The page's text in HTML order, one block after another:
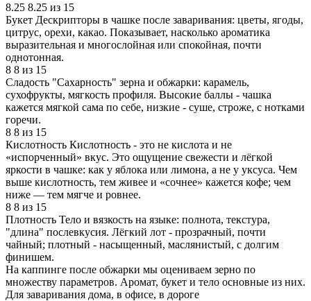
8.25 8.25 из 15
Букет Дескрипторы в чашке после заваривания: цветы, ягоды,
цитрус, орехи, какао. Показывает, насколько ароматика
выразительная и многослойная или спокойная, почти
однотонная.
8 8 из 15
Сладость "Сахарность" зерна и обжарки: карамель,
сухофрукты, мягкость профиля. Высокие баллы - чашка
кажется мягкой сама по себе, низкие - суше, строже, с нотками
горечи.
8 8 из 15
Кислотность Кислотность - это не кислота и не
«испорченный» вкус. Это ощущение свежести и лёгкой
яркости в чашке: как у яблока или лимона, а не у уксуса. Чем
выше кислотность, тем живее и «сочнее» кажется кофе; чем
ниже — тем мягче и ровнее.
8 8 из 15
Плотность Тело и вязкость на языке: полнота, текстура,
"длина" послевкусия. Лёгкий лот - прозрачный, почти
чайный; плотный - насыщенный, маслянистый, с долгим
финишем.
На каппинге после обжарки мы оцениваем зерно по
множеству параметров. Аромат, букет и тело основные из них.
Для заваривания дома, в офисе, в дороге